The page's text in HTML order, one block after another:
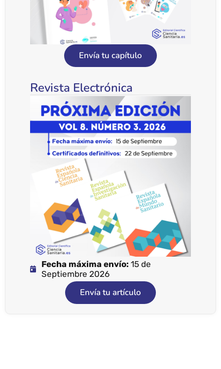
Envía tu capítulo
Revista Electrónica
Fecha máxima envío: 15 de
Septiembre 2026
Envía tu artículo